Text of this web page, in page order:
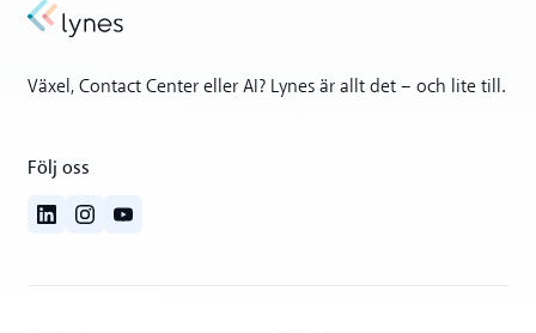
Växel, Contact Center eller AI? Lynes är allt det – och lite till.
Följ oss